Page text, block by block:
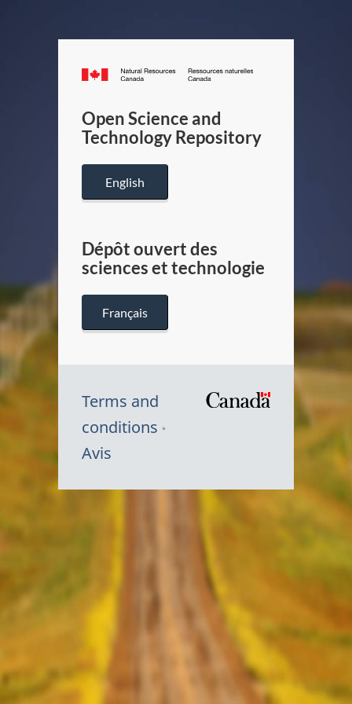
Canada.ca
/
Canada
Open Science and
Technology Repository
English
Dépôt ouvert des
sciences et technologie
Français
Terms and
conditions
Avis
Symbole
Canada